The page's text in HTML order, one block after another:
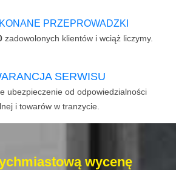
PRZEPROWADZKI
zadowolonych klientów i wciąż liczymy.
SERWISU
ubezpieczenie od odpowiedzialności
i towarów w tranzycie.
wycenę